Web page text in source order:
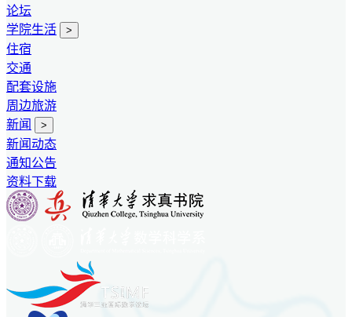
论坛
学院生活
>
住宿
交通
配套设施
周边旅游
新闻
>
新闻动态
通知公告
资料下载